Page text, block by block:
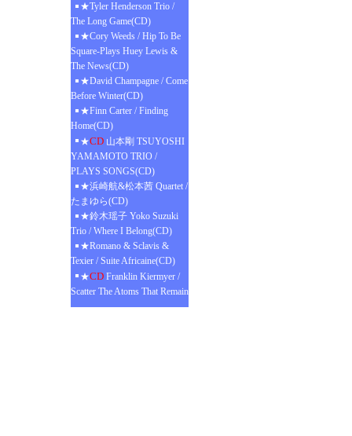
★Tyler Henderson Trio /
The Long Game(CD)
★Cory Weeds / Hip To Be
Square-Plays Huey Lewis &
The News(CD)
★David Champagne / Come
Before Winter(CD)
★Finn Carter / Finding
Home(CD)
★CD 山本剛 TSUYOSHI
YAMAMOTO TRIO /
PLAYS SONGS(CD)
★浜崎航&松本茜 Quartet /
たまゆら(CD)
★鈴木瑶子 Yoko Suzuki
Trio / Where I Belong(CD)
★Romano & Sclavis &
Texier / Suite Africaine(CD)
★CD Franklin Kiermyer /
Scatter The Atoms That Remain